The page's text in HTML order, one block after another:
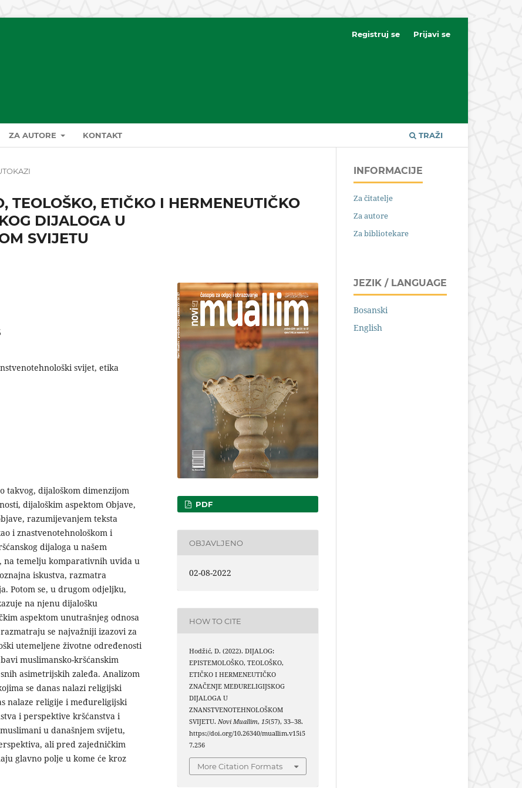
ZA AUTORE KONTAKT TRAŽI
Registruj se Prijavi se
TEOLOŠKO, ETIČKO I HERMENEUTIČKO
DIJALOGA U
SVIJETU
svijet, etika
takvog, dijaloškom dimenzijom
dijaloškim aspektom Objave,
razumijevanjem teksta
i znastvenotehnološkom i
dijaloga u našem
na temelju komparativnih uvida u
iskustva, razmatra
Potom se, u drugom odjeljku,
na njenu dijalošku
aspektom unutrašnjeg odnosa
se najvažniji izazovi za
utemeljene životne određenosti
muslimansko-kršćanskim
asimetrijskih zaleđa. Analizom
se danas nalazi religijski
nalaze religije i međureligijski
i perspektive kršćanstva i
u današnjem svijetu,
ali pred zajedničkim
glavno polje u kome će kroz
PDF
OBJAVLJENO
02-08-2022
HOW TO CITE
Hodžić, D. (2022). DIJALOG:
EPISTEMOLOŠKO, TEOLOŠKO,
ETIČKO I HERMENEUTIČKO
ZNAČENJE MEĐURELIGIJSKOG
DIJALOGA U
ZNANSTVENOTEHNOLOŠKOM
SVIJETU.Novi Muallim,15(57), 33–38.
https://doi.org/10.26340/muallim.v15i5
7.256
More Citation Formats
INFORMACIJE
Za čitatelje
Za autore
Za bibliotekare
JEZIK / LANGUAGE
Bosanski
English